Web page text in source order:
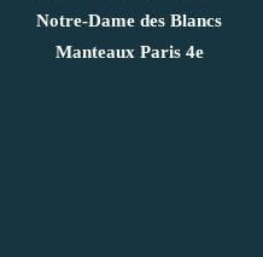
Notre-Dame des Blancs
Manteaux Paris 4e